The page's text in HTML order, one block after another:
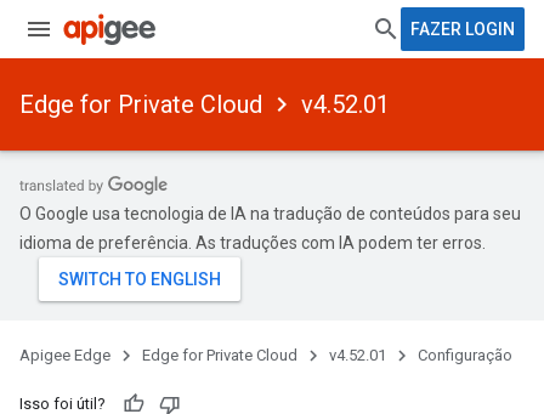
FAZER LOGIN
Edge for Private Cloud v4.52.01
O Google usa tecnologia de IA na tradução de conteúdos para seu
idioma de preferência. As traduções com IA podem ter erros.
Apigee Edge Edge for Private Cloud v4.52.01 Configuração
Isso foi útil?